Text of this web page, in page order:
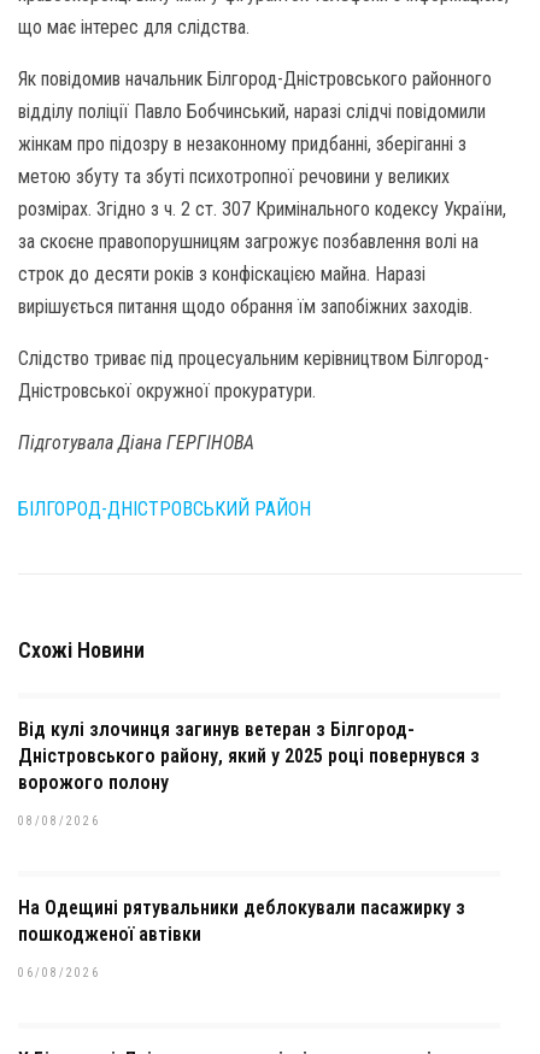
що має інтерес для слідства.
Як повідомив начальник Білгород-Дністровського районного
відділу поліції Павло Бобчинський, наразі слідчі повідомили
жінкам про підозру в незаконному придбанні, зберіганні з
метою збуту та збуті психотропної речовини у великих
розмірах. Згідно з ч. 2 ст. 307 Кримінального кодексу України,
за скоєне правопорушницям загрожує позбавлення волі на
строк до десяти років з конфіскацією майна. Наразі
вирішується питання щодо обрання їм запобіжних заходів.
Слідство триває під процесуальним керівництвом Білгород-
Дністровської окружної прокуратури.
Підготувала Діана ГЕРГІНОВА
БІЛГОРОД-ДНІСТРОВСЬКИЙ РАЙОН
Схожі Новини
Від кулі злочинця загинув ветеран з Білгород-
Дністровського району, який у 2025 році повернувся з
ворожого полону
08/08/2026
На Одещині рятувальники деблокували пасажирку з
пошкодженої автівки
06/08/2026